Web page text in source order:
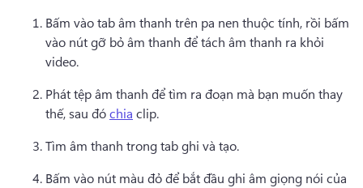
Bấm vào tab âm thanh trên pa nen thuộc tính, rồi bấm
vào nút gỡ bỏ âm thanh để tách âm thanh ra khỏi
video.
Phát tệp âm thanh để tìm ra đoạn mà bạn muốn thay
thế, sau đó chia clip.
Tìm âm thanh trong tab ghi và tạo.
Bấm vào nút màu đỏ để bắt đầu ghi âm giọng nói của